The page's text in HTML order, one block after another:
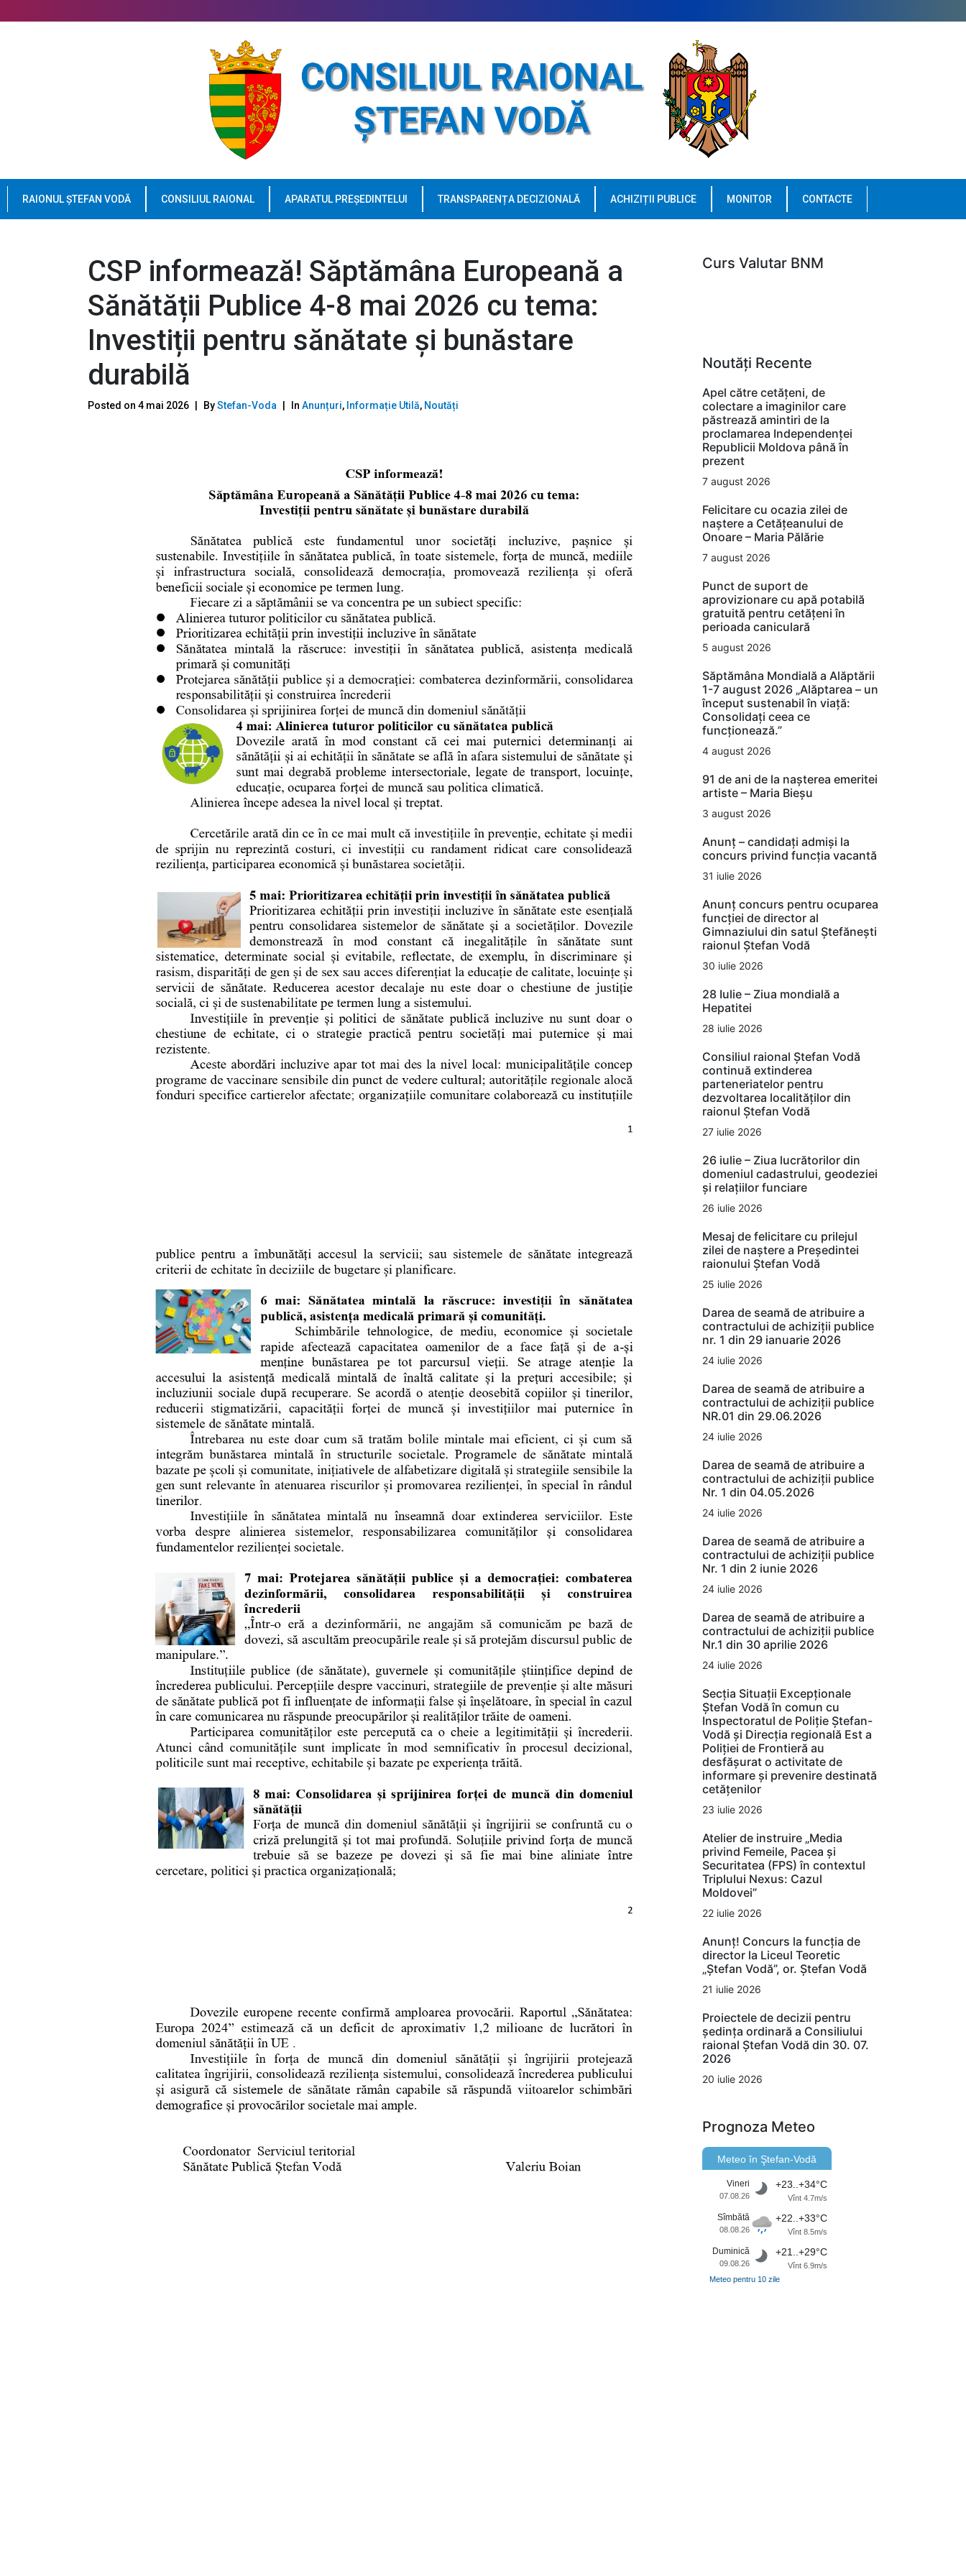
RAIONUL ȘTEFAN VODĂ CONSILIUL RAIONAL APARATUL PREȘEDINTELUI TRANSPARENȚA DECIZIONALĂ ACHIZIȚII PUBLICE MONITOR CONTACTE
CSP informează! Săptămâna Europeană a
Sănătății Publice 4-8 mai 2026 cu tema:
Investiții pentru sănătate și bunăstare
durabilă
Posted on 4 mai 2026 ByStefan-Voda In Anunțuri, Informație Utilă, Noutăți
Curs Valutar BNM
Noutăți Recente
Apel către cetățeni, de
colectare a imaginilor care
păstrează amintiri de la
proclamarea Independenței
Republicii Moldova până în
prezent
7 august 2026
Felicitare cu ocazia zilei de
naștere a Cetățeanului de
Onoare – Maria Pălărie
7 august 2026
Punct de suport de
aprovizionare cu apă potabilă
gratuită pentru cetățeni în
perioada caniculară
5 august 2026
Săptămâna Mondială a Alăptării
1-7 august 2026 „Alăptarea – un
început sustenabil în viață:
Consolidați ceea ce
funcționează.”
4 august 2026
91 de ani de la nașterea emeritei
artiste – Maria Bieșu
3 august 2026
Anunț – candidați admiși la
concurs privind funcția vacantă
31 iulie 2026
Anunț concurs pentru ocuparea
funcției de director al
Gimnaziului din satul Ștefănești
raionul Ștefan Vodă
30 iulie 2026
28 Iulie – Ziua mondială a
Hepatitei
28 iulie 2026
Consiliul raional Ștefan Vodă
continuă extinderea
parteneriatelor pentru
dezvoltarea localităților din
raionul Ștefan Vodă
27 iulie 2026
26 iulie – Ziua lucrătorilor din
domeniul cadastrului, geodeziei
și relațiilor funciare
26 iulie 2026
Mesaj de felicitare cu prilejul
zilei de naștere a Președintei
raionului Ștefan Vodă
25 iulie 2026
Darea de seamă de atribuire a
contractului de achiziții publice
nr. 1 din 29 ianuarie 2026
24 iulie 2026
Darea de seamă de atribuire a
contractului de achiziții publice
NR.01 din 29.06.2026
24 iulie 2026
Darea de seamă de atribuire a
contractului de achiziții publice
Nr. 1 din 04.05.2026
24 iulie 2026
Darea de seamă de atribuire a
contractului de achiziții publice
Nr. 1 din 2 iunie 2026
24 iulie 2026
Darea de seamă de atribuire a
contractului de achiziții publice
Nr.1 din 30 aprilie 2026
24 iulie 2026
Secția Situații Excepționale
Ștefan Vodă în comun cu
Inspectoratul de Poliție Ștefan-
Vodă și Direcția regională Est a
Poliției de Frontieră au
desfășurat o activitate de
informare și prevenire destinată
cetățenilor
23 iulie 2026
Atelier de instruire „Media
privind Femeile, Pacea și
Securitatea (FPS) în contextul
Triplului Nexus: Cazul
Moldovei”
22 iulie 2026
Anunț! Concurs la funcția de
director la Liceul Teoretic
„Ștefan Vodă”, or. Ștefan Vodă
21 iulie 2026
Proiectele de decizii pentru
ședința ordinară a Consiliului
raional Ștefan Vodă din 30. 07.
2026
20 iulie 2026
Prognoza Meteo
Meteo în Ştefan-Vodă
Vineri
07.08.26
+23..+34°C
Vînt 4.7m/s
Sîmbătă
08.08.26
+22..+33°C
Vînt 8.5m/s
Duminică
09.08.26
+21..+29°C
Vînt 6.9m/s
Meteo pentru 10 zile